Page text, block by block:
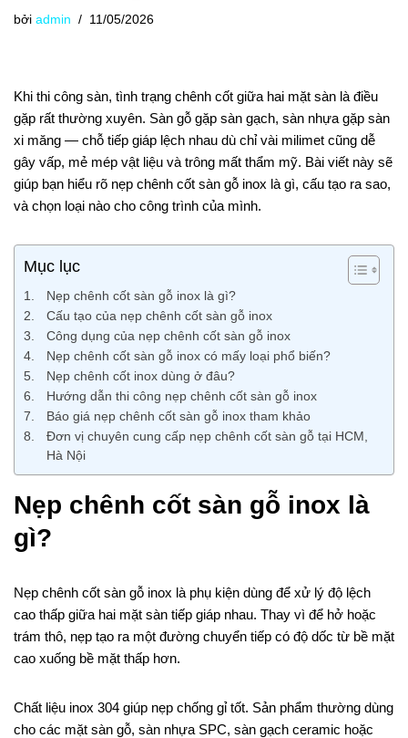
bởi admin 11/05/2026
Khi thi công sàn, tình trạng chênh cốt giữa hai mặt sàn là điều
gặp rất thường xuyên. Sàn gỗ gặp sàn gạch, sàn nhựa gặp sàn
xi măng — chỗ tiếp giáp lệch nhau dù chỉ vài milimet cũng dễ
gây vấp, mẻ mép vật liệu và trông mất thẩm mỹ. Bài viết này sẽ
giúp bạn hiểu rõ nẹp chênh cốt sàn gỗ inox là gì, cấu tạo ra sao,
và chọn loại nào cho công trình của mình.
Mục lục
Nẹp chênh cốt sàn gỗ inox là gì?
Cấu tạo của nẹp chênh cốt sàn gỗ inox
Công dụng của nẹp chênh cốt sàn gỗ inox
Nẹp chênh cốt sàn gỗ inox có mấy loại phổ biến?
Nẹp chênh cốt inox dùng ở đâu?
Hướng dẫn thi công nẹp chênh cốt sàn gỗ inox
Báo giá nẹp chênh cốt sàn gỗ inox tham khảo
Đơn vị chuyên cung cấp nẹp chênh cốt sàn gỗ tại HCM,
Hà Nội
Nẹp chênh cốt sàn gỗ inox là
gì?
Nẹp chênh cốt sàn gỗ inox là phụ kiện dùng để xử lý độ lệch
cao thấp giữa hai mặt sàn tiếp giáp nhau. Thay vì để hở hoặc
trám thô, nẹp tạo ra một đường chuyển tiếp có độ dốc từ bề mặt
cao xuống bề mặt thấp hơn.
Chất liệu inox 304 giúp nẹp chống gỉ tốt. Sản phẩm thường dùng
cho các mặt sàn gỗ, sàn nhựa SPC, sàn gạch ceramic hoặc